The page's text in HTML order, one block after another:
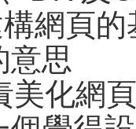
網頁
意思
美化網